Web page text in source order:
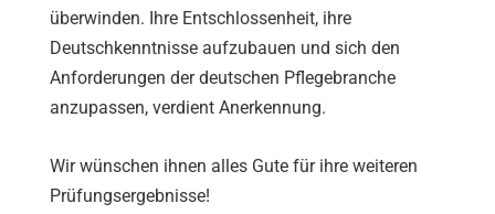
überwinden. Ihre Entschlossenheit, ihre
Deutschkenntnisse aufzubauen und sich den
Anforderungen der deutschen Pflegebranche
anzupassen, verdient Anerkennung.
Wir wünschen ihnen alles Gute für ihre weiteren
Prüfungsergebnisse!